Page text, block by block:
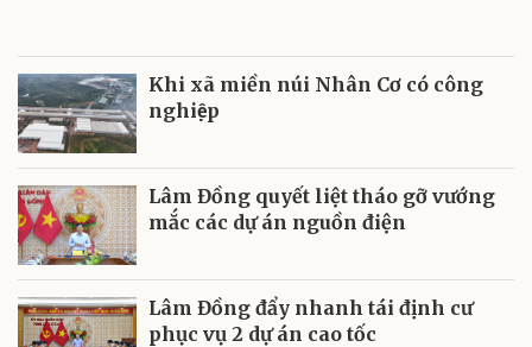
Khi xã miền núi Nhân Cơ có công
nghiệp
Lâm Đồng quyết liệt tháo gỡ vướng
mắc các dự án nguồn điện
Lâm Đồng đẩy nhanh tái định cư
phục vụ 2 dự án cao tốc